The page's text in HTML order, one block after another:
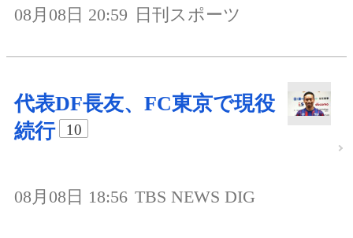
08月08日 20:59 日刊スポーツ
代表DF長友、FC東京で現役
続行
10
08月08日 18:56 TBS NEWS DIG